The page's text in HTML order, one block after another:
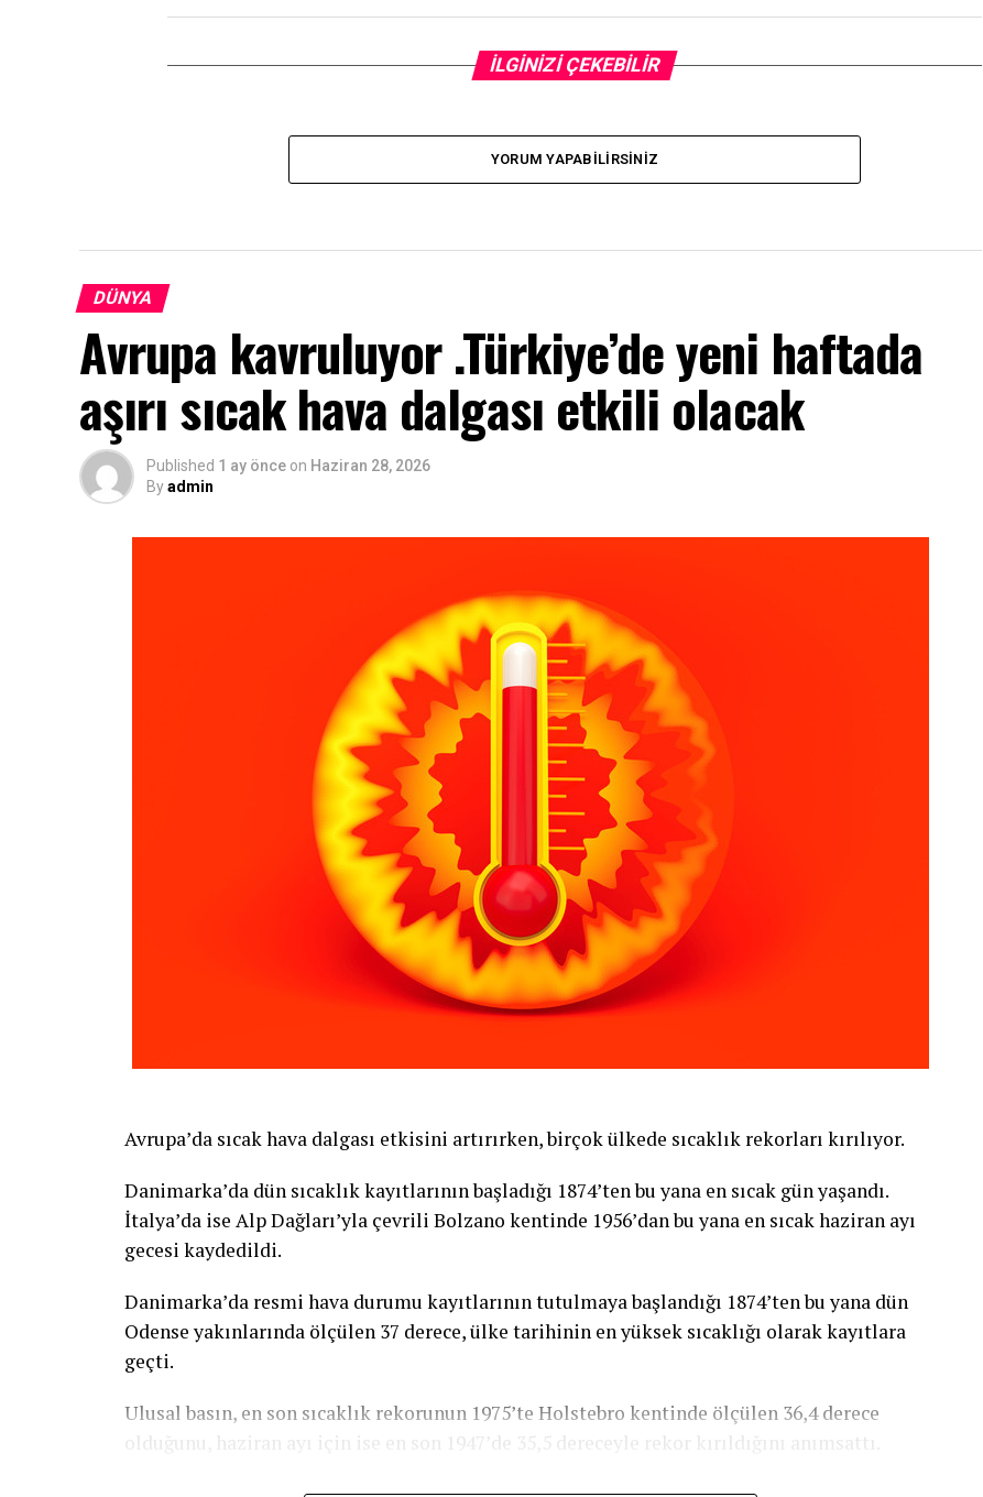
İLGİNİZİ ÇEKEBİLİR
YORUM YAPABILIRSINIZ
DÜNYA
Avrupa kavruluyor .Türkiye’de yeni haftada
aşırı sıcak hava dalgası etkili olacak
Published 1 ay önce on Haziran 28, 2026
Byadmin
Avrupa’da sıcak hava dalgası etkisini artırırken, birçok ülkede sıcaklık rekorları kırılıyor.
Danimarka’da dün sıcaklık kayıtlarının başladığı 1874’ten bu yana en sıcak gün yaşandı.
İtalya’da ise Alp Dağları’yla çevrili Bolzano kentinde 1956’dan bu yana en sıcak haziran ayı
gecesi kaydedildi.
Danimarka’da resmi hava durumu kayıtlarının tutulmaya başlandığı 1874’ten bu yana dün
Odense yakınlarında ölçülen 37 derece, ülke tarihinin en yüksek sıcaklığı olarak kayıtlara
geçti.
Ulusal basın, en son sıcaklık rekorunun 1975’te Holstebro kentinde ölçülen 36,4 derece
olduğunu, haziran ayı için ise en son 1947’de 35,5 dereceyle rekor kırıldığını anımsattı.